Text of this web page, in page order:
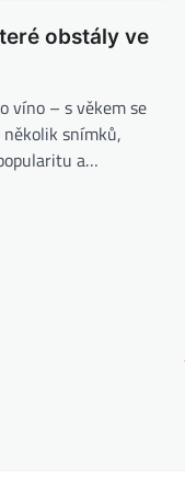
obstály ve
víno – s věkem se
snímků,
a…